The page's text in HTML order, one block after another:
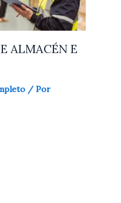
ALMACÉN E
/ Por